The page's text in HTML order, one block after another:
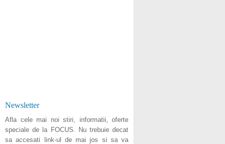
Newsletter
Afla cele mai noi stiri, informatii, oferte
speciale de la FOCUS. Nu trebuie decat
sa accesati link-ul de mai jos si sa va